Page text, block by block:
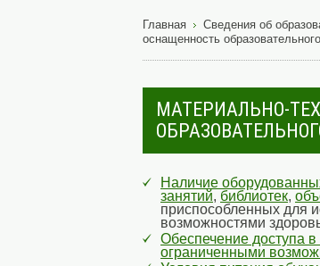
Главная Сведения об
оснащенность
МАТЕРИАЛЬНО-
Наличие
занятий, библиотек,
приспособленных для
возможностями
Обеспечение доступа
ограниченными